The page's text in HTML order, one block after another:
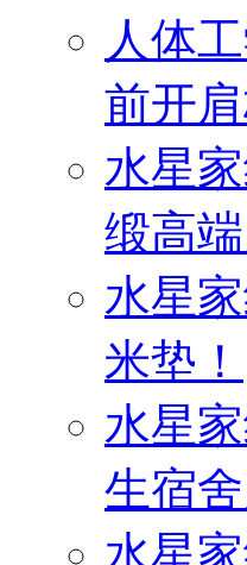
人体
前开肩
水星
缎高
水星
米垫！
水星
生宿
水星